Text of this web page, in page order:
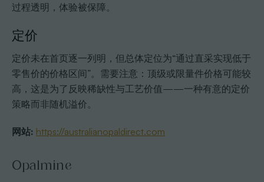
过程透明，体验被保障。
定价
定价未在首页逐一列明，但总体定位为“通过直采实现低于
零售价的价格区间”。需要注意：顶级或限量件价格可能较
高，这是为了反映稀缺性与工艺价值——一种有意的定价
策略而非随机溢价。
网站: https://australianopaldirect.com
Opalmine